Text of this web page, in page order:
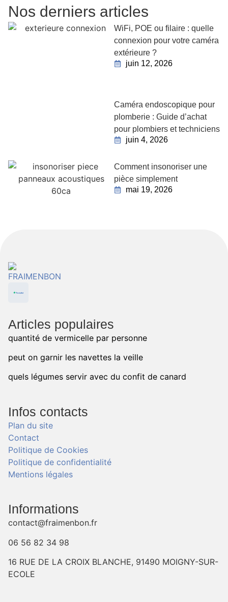
Nos derniers articles
WiFi, POE ou filaire : quelle
connexion pour votre caméra
extérieure ?
juin 12, 2026
Caméra endoscopique pour
plomberie : Guide d’achat
pour plombiers et techniciens
juin 4, 2026
Comment insonoriser une
pièce simplement
mai 19, 2026
Articles populaires
quantité de vermicelle par personne
peut on garnir les navettes la veille
quels légumes servir avec du confit de canard
Infos contacts
Plan du site
Contact
Politique de Cookies
Politique de confidentialité
Mentions légales
Informations
contact@fraimenbon.fr
06 56 82 34 98
16 RUE DE LA CROIX BLANCHE, 91490 MOIGNY-SUR-
ECOLE